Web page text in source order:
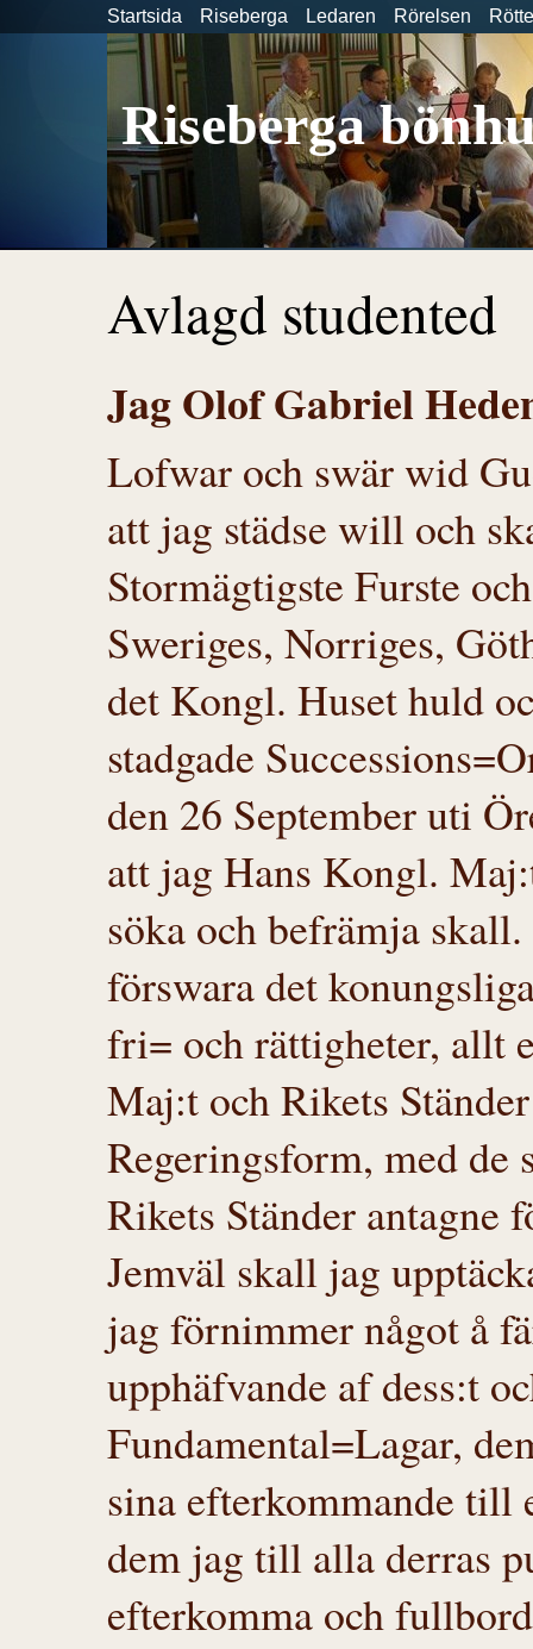
Startsida Riseberga Ledaren Rörelsen
Riseberga
Avlagd studented
Jag Olof Gabriel
Lofwar och swär wid
att jag städse will och
Stormägtigste Furste
Sweriges, Norriges,
det Kongl. Huset huld
stadgade
den 26 September uti
att jag Hans Kongl.
söka och befrämja
förswara det
fri= och rättigheter, allt
Maj:t och Rikets
Regeringsform, med de
Rikets Ständer antagne
Jemväl skall jag
jag förnimmer något å
upphäfvande af dess:t
Fundamental=Lagar,
sina efterkommande till
dem jag till alla derras
efterkomma och